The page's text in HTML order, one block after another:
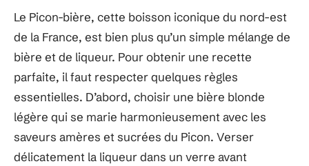
Le Picon-bière, cette boisson iconique du nord-est
de la France, est bien plus qu’un simple mélange de
bière et de liqueur. Pour obtenir une recette
parfaite, il faut respecter quelques règles
essentielles. D’abord, choisir une bière blonde
légère qui se marie harmonieusement avec les
saveurs amères et sucrées du Picon. Verser
délicatement la liqueur dans un verre avant